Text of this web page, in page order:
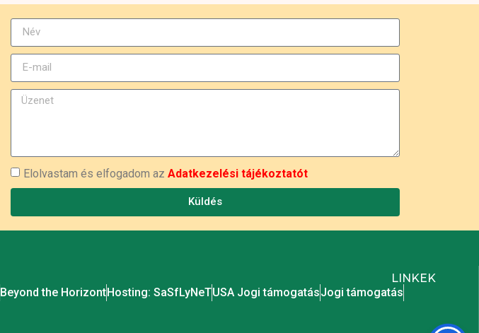
Elolvastam és elfogadom az Adatkezelési tájékoztatót
Küldés
LINKEK
Beyond the HorizontHosting: SaSfLyNeTUSA Jogi támogatásJogi támogatás